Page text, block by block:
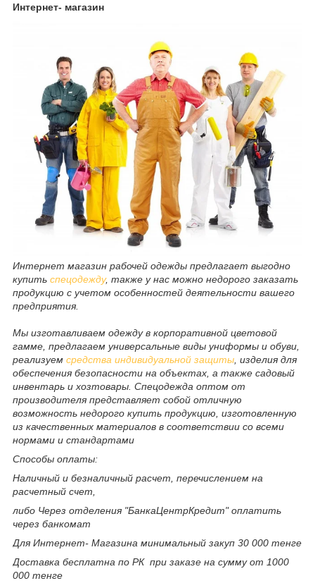
Интернет- магазин
Интернет магазин рабочей одежды предлагает выгодно
купить спецодежду, также у нас можно недорого заказать
продукцию с учетом особенностей деятельности вашего
предприятия.
Мы изготавливаем одежду в корпоративной цветовой
гамме, предлагаем универсальные виды униформы и обуви,
реализуем средства индивидуальной защиты , изделия для
обеспечения безопасности на объектах, а также садовый
инвентарь и хозтовары. Спецодежда оптом от
производителя представляет собой отличную
возможность недорого купить продукцию, изготовленную
из качественных материалов в соответствии со всеми
нормами и стандартами
Способы оплаты:
Наличный и безналичный расчет, перечислением на
расчетный счет,
либо Через отделения "БанкаЦентрКредит" оплатить
через банкомат
Для Интернет- Магазина минимальный закуп 30 000 тенге
Доставка бесплатна по РК при заказе на сумму от 1000
000 тенге